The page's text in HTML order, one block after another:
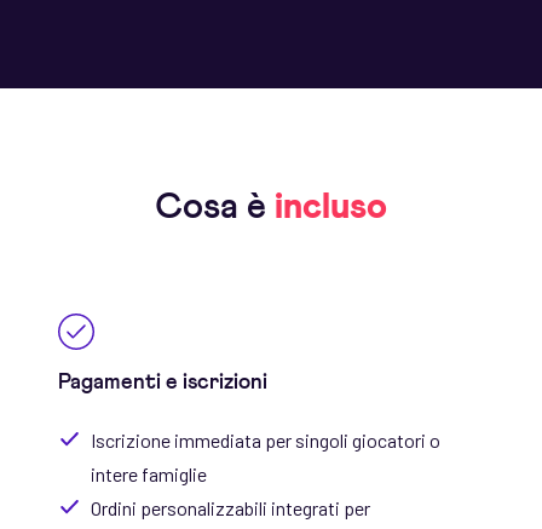
Cosa è incluso
Pagamenti e iscrizioni
Iscrizione immediata per singoli giocatori o
intere famiglie
Ordini personalizzabili integrati per